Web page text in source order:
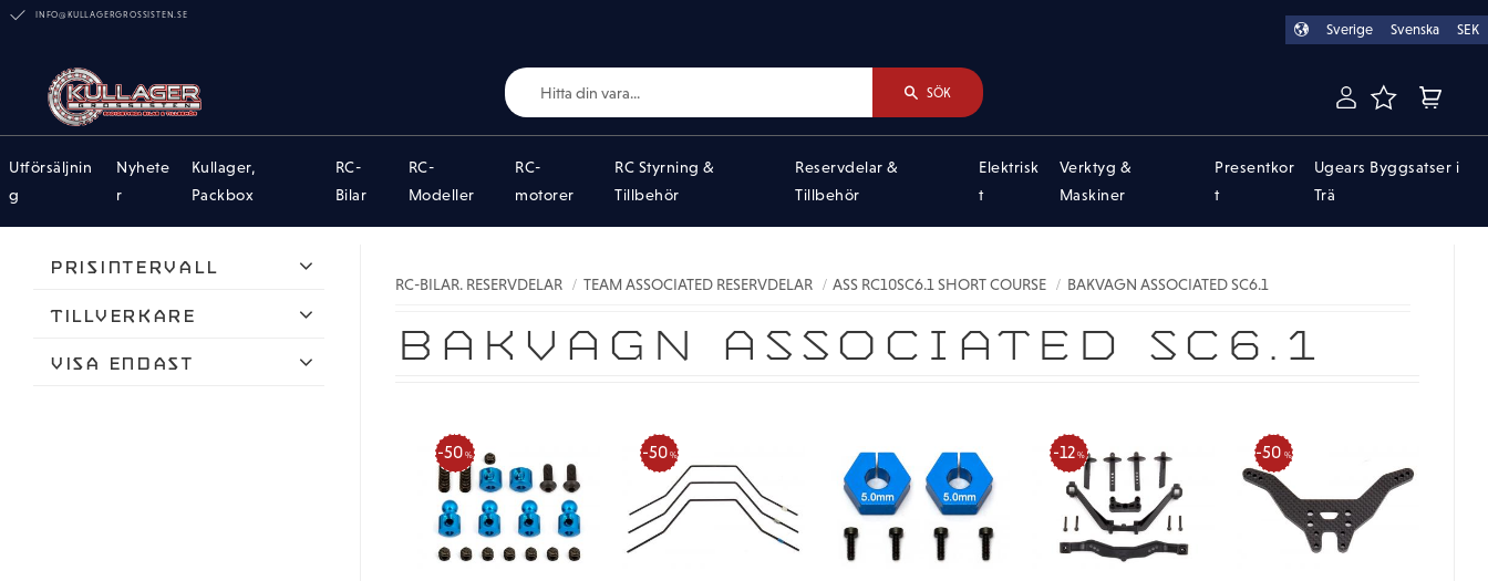
INFO@KULLAGERGROSSISTEN.SE
Sverige Svenska SEK
SÖK FAVORITER
Utförsäljnin
g
Nyhete
r
Kullager,
Packbox
RC-
Bilar
RC-
Modeller
RC-
motorer
RC Styrning &
Tillbehör
Reservdelar &
Tillbehör
Elektrisk
t
Verktyg &
Maskiner
Presentkor
t
Ugears Byggsatser i
Trä
Prisintervall
Tillverkare
Visa endast BAKVAGN ASSOCIATED SC6.1
RC-BILAR. RESERVDELAR TEAM ASSOCIATED RESERVDELAR ASS RC10SC6.1 SHORT COURSE BAKVAGN ASSOCIATED SC6.1
50 % 50 % 12 % 50 %